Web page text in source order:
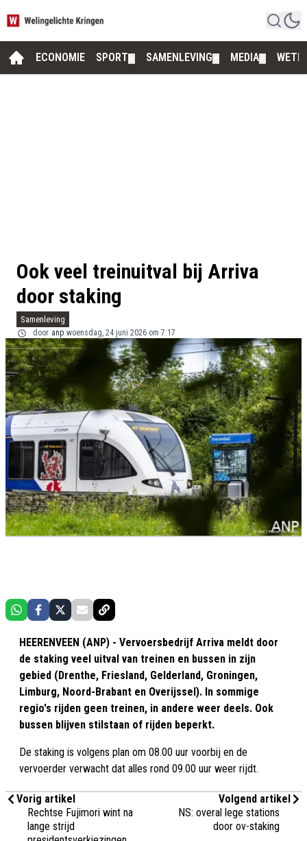
ECONOMIE SPORT SAMENLEVING MEDIA
Ook veel treinuitval bij Arriva
door staking
Samenleving
door anp woensdag, 24 juni 2026 om 7:17
HEERENVEEN (ANP) - Vervoersbedrijf Arriva meldt door
de staking veel uitval van treinen en bussen in zijn
gebied (Drenthe, Friesland, Gelderland, Groningen,
Limburg, Noord-Brabant en Overijssel). In sommige
regio's rijden geen treinen, in andere weer deels. Ook
bussen blijven stilstaan of rijden beperkt.
De staking is volgens plan om 08.00 uur voorbij en de
vervoerder verwacht dat alles rond 09.00 uur weer rijdt.
Vorig artikel
Rechtse Fujimori wint na
lange strijd
Volgend artikel
NS: overal lege stations
door ov-staking